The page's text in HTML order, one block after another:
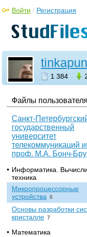
Войти / Регистрация
1 384
Файлы пользователя
Санкт-
государственный
университет
телекоммуникаций
проф. М.А. Бонч-
• Информатика.
техника
Микропроцессорные
устройства 5
Основы разработки
кристалле 7
• Математика